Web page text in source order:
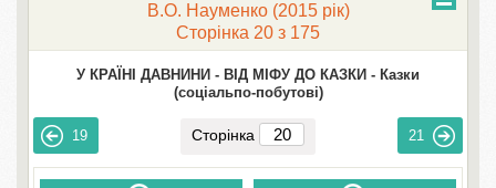
В.О. Науменко (2015 рік)
Сторінка 20 з 175
У КРАЇНІ ДАВНИНИ - ВІД МІФУ ДО КАЗКИ - Казки
(соціальпо-побутові)
19 Сторінка 21